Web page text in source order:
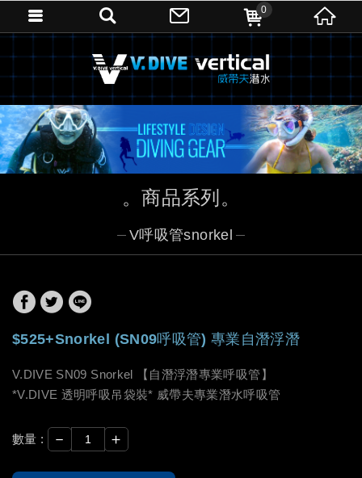
商品系列
V呼吸管snorkel
$525+Snorkel (SN09呼吸管) 專業自潛浮潛
V.DIVE SN09 Snorkel 【自潛浮潛專業呼吸管】
*V.DIVE 透明呼吸吊袋裝* 威帶夫專業潛水呼吸管
數量 : － ＋
0